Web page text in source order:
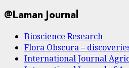
@Laman Journal
Bioscience Research
Flora Obscura –
International Journal